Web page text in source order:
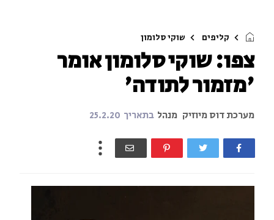
קליפים שוקי סלומון
צפו: שוקי סלומון אומר
'מזמור לתודה'
מערכת דוס מיוזיק מנהל בתאריך 25.2.20